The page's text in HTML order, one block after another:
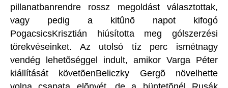
pillanatbanrendre rossz megoldást választottak,
vagy pedig a kitûnõ napot kifogó
PogacsicsKrisztián hiúsította meg gólszerzési
törekvéseinket. Az utolsó tíz perc ismétnagy
vendég lehetõséggel indult, amikor Varga Péter
kiállítását követõenBeliczky Gergõ növelhette